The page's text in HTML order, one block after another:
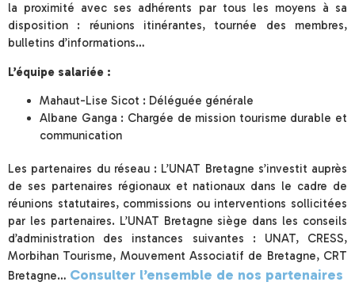
la proximité avec ses adhérents par tous les moyens à sa
disposition : réunions itinérantes, tournée des membres,
bulletins d’informations…
L’équipe salariée :
Mahaut-Lise Sicot : Déléguée générale
Albane Ganga : Chargée de mission tourisme durable et
communication
Les partenaires du réseau : L’UNAT Bretagne s’investit auprès
de ses partenaires régionaux et nationaux dans le cadre de
réunions statutaires, commissions ou interventions sollicitées
par les partenaires. L’UNAT Bretagne siège dans les conseils
d’administration des instances suivantes : UNAT, CRESS,
Morbihan Tourisme, Mouvement Associatif de Bretagne, CRT
Bretagne… Consulter l’ensemble de nos partenaires